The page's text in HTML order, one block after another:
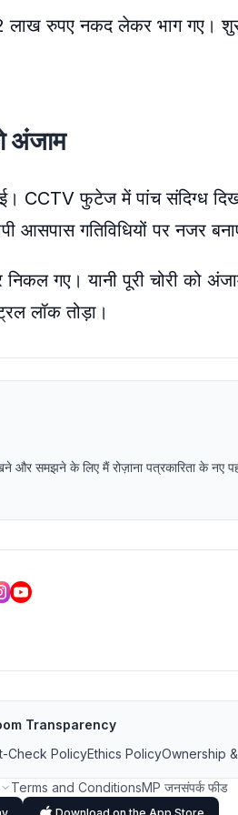
2 लाख रुपए नकद लेकर भाग गए।
अंजाम
CCTV फुटेज में पांच संदिग्ध
आसपास गतिविधियों पर नजर
गए। यानी पूरी चोरी को
लॉक तोड़ा।
और समझने के लिए मैं रोज़ाना पत्रकारिता के नए
Transparency
Check PolicyEthics PolicyOwnership
Terms and ConditionsMP जनसंपर्क फीड